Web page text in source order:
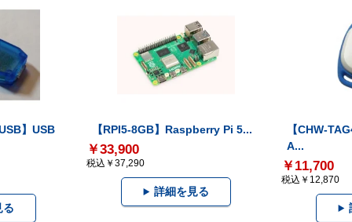
】USB
る
【RPI5-8GB】Raspberry Pi 5...
￥33,900
税込￥37,290
詳細を見る
【CHW-
A...
￥11,700
税込￥12,870